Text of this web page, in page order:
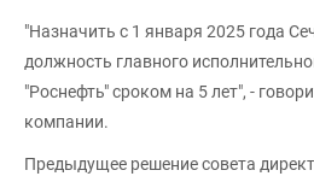
"Назначить с 1 января 2025 года
должность главного
"Роснефть" сроком на 5 лет", -
компании.
Предыдущее решение совета